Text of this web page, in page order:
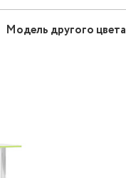
Модель другого цвета